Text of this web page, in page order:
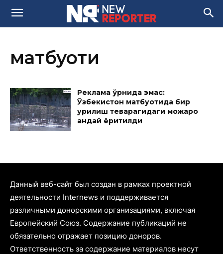
матбуоти
Реклама ўрнида эмас:
Ўзбекистон матбуотида бир
қурилиш теварагидаги можаро
қандай ёритилди
Данный веб-сайт был создан в рамках проектной
деятельности Internews и поддерживается
различными донорскими организациями, включая
Европейский Союз. Содержание публикаций не
обязательно отражает позицию доноров.
Ответственность за содержание материалов несут